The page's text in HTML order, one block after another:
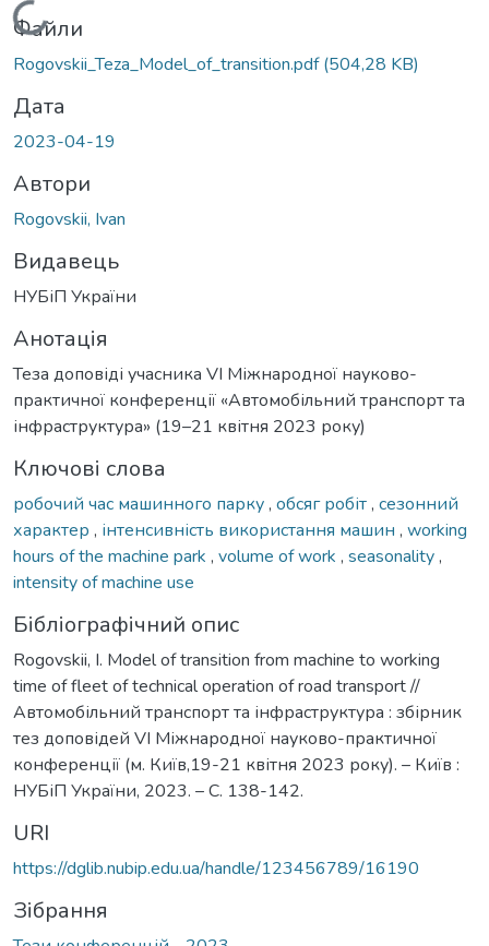
Вантажиться...
Файли
Rogovskii_Teza_Model_of_transition.pdf(504,28 KB)
Дата
2023-04-19
Автори
Rogovskii, Ivan
Видавець
НУБіП України
Анотація
Теза доповіді учасника VІ Міжнародної науково-
практичної конференції «Автомобільний транспорт та
інфраструктура» (19–21 квітня 2023 року)
Ключові слова
робочий час машинного парку, обсяг робіт, сезонний
характер , інтенсивність використання машин , working
hours of the machine park , volume of work , seasonality,
intensity of machine use
Бібліографічний опис
Rogovskii, I. Model of transition from machine to working
time of fleet of technical operation of road transport //
Автомобільний транспорт та інфраструктура : збірник
тез доповідей VІ Міжнародної науково-практичної
конференції (м. Київ,19-21 квітня 2023 року). – Київ :
НУБіП України, 2023. – С. 138-142.
URI
https://dglib.nubip.edu.ua/handle/123456789/16190
Зібрання